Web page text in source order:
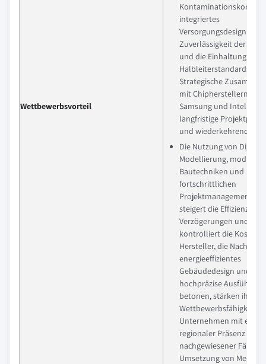
Wettbewerbsvorteil
integriertes
Versorgungsdesign
Zuverlässigkeit der
und die Einhaltung
Halbleiterstandards.
Strategische
mit Chipherstellern wie
Samsung und Intel
langfristige
und wiederkehrende
Die Nutzung von Digital-
Modellierung,
Bautechniken und
fortschrittlichen
steigert die Effizienz,
Verzögerungen und
kontrolliert die Kosten.
Hersteller, die
energieeffizientes
Gebäudedesign und
hochpräzise Ausführung
betonen, stärken ihre
Wettbewerbsfähigkeit.
Unternehmen mit
regionaler Präsenz und
nachgewiesener
Umsetzung von Mega-